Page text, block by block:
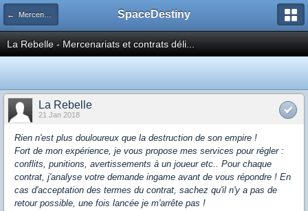
← Mercenariat SpaceDestiny
La Rebelle - Mercenariats et contrats déli...
La Rebelle
21 Jan 2018
Rien n'est plus douloureux que la destruction de son empire !
Fort de mon expérience, je vous propose mes services pour régler :
conflits, punitions, avertissements à un joueur etc.. Pour chaque
contrat, j'analyse votre demande ingame avant de vous répondre ! En
cas d'acceptation des termes du contrat, sachez qu'il n'y a pas de
retour possible, une fois lancée je m'arrête pas !